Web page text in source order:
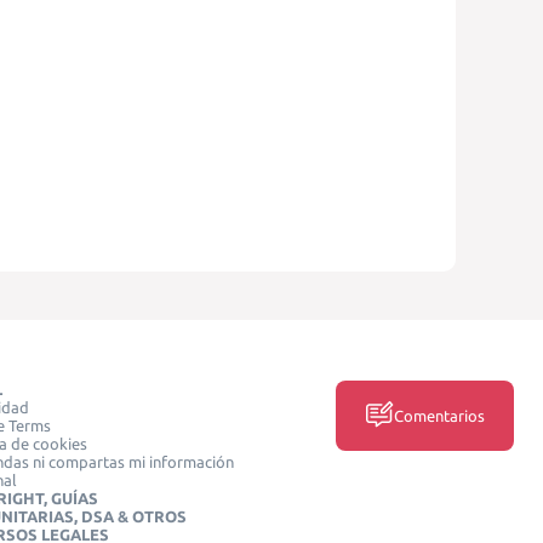
Terms
de cookies
ni compartas mi información
GUÍAS
DSA & OTROS
LEGALES
Comentarios